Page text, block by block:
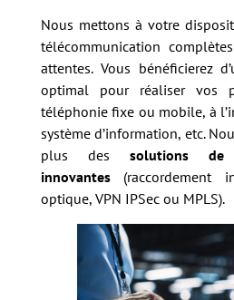
Nous mettons à votre
télécommunication
attentes. Vous bénéficierez
optimal pour réaliser vos
téléphonie fixe ou mobile, à
système d’information, etc.
plus des solutions de
innovantes(raccordement
optique, VPN IPSec ou MPLS).